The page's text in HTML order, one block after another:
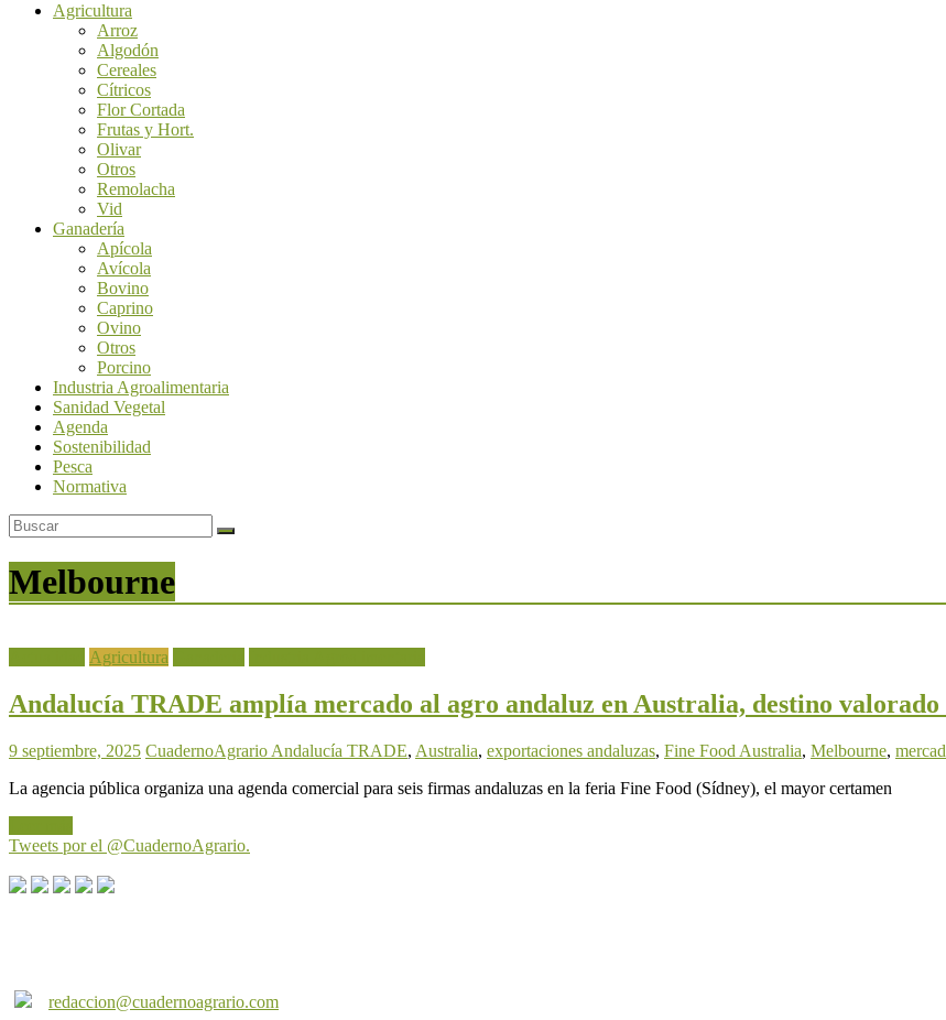
Agricultura
Arroz
Algodón
Cereales
Cítricos
Flor Cortada
Frutas y Hort.
Olivar
Otros
Remolacha
Vid
Ganadería
Apícola
Avícola
Bovino
Caprino
Ovino
Otros
Porcino
Industria Agroalimentaria
Sanidad Vegetal
Agenda
Sostenibilidad
Pesca
Normativa
Melbourne
Agricultura
Andalucía TRADE amplía mercado al agro andaluz en Australia, destino valorado
9 septiembre, 2025 CuadernoAgrario Andalucía TRADE, Australia, exportaciones andaluzas, Fine Food Australia, Melbourne,
La agencia pública organiza una agenda comercial para seis firmas andaluzas en la feria Fine Food (Sídney), el mayor certamen
Tweets por el @CuadernoAgrario.
redaccion@cuadernoagrario.com